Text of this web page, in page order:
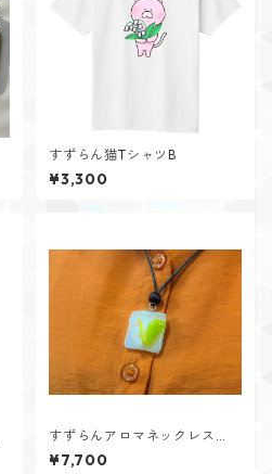
すずらん猫TシャツB
¥3,300
すずらんアロマネックレス
（ホワイト）
¥7,700